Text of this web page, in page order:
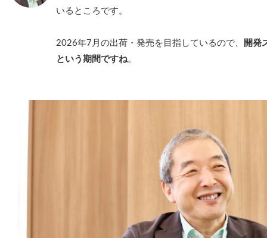
いるところです。
2026年7月の出荷・発売を目指しているので、
開発
という期間ですね。